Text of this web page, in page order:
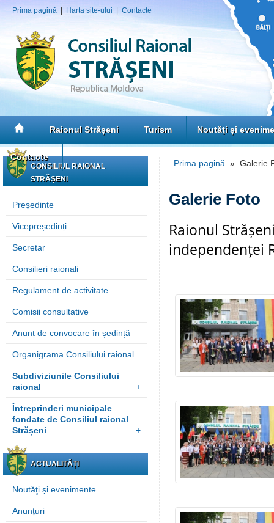
Prima pagină Harta site-ului Contacte
Raionul Strășeni Turism Noutăţi și
Contacte
CONSILIUL RAIONAL
STRĂȘENI
Președinte
Vicepreședinți
Secretar
Consilieri raionali
Regulament de activitate
Comisii consultative
Anunț de convocare în ședință
Organigrama Consiliului raional
Subdiviziunile Consiliului
raional
+
Întreprinderi municipale
fondate de Consiliul raional
Strășeni
+
ACTUALITĂȚI
Noutăţi și evenimente
Anunțuri
Prima pagină » Galerie
Galerie Foto
Raionul
independenței